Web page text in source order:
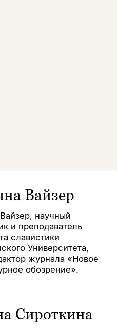
Вайзер
научный
и преподаватель
славистики
Университета,
журнала «Новое
обозрение».
Сироткина